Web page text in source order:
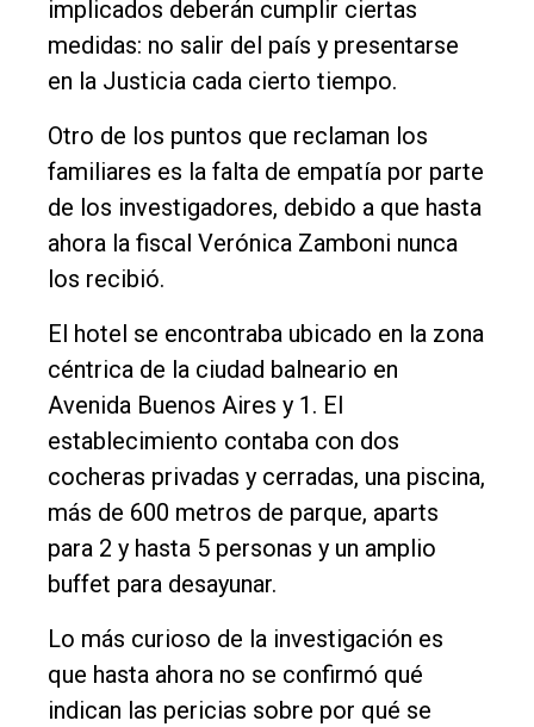
implicados deberán cumplir ciertas
medidas: no salir del país y presentarse
en la Justicia cada cierto tiempo.
Otro de los puntos que reclaman los
familiares es la falta de empatía por parte
de los investigadores, debido a que hasta
ahora la fiscal Verónica Zamboni nunca
los recibió.
El hotel se encontraba ubicado en la zona
céntrica de la ciudad balneario en
Avenida Buenos Aires y 1. El
establecimiento contaba con dos
cocheras privadas y cerradas, una piscina,
más de 600 metros de parque, aparts
para 2 y hasta 5 personas y un amplio
buffet para desayunar.
Lo más curioso de la investigación es
que hasta ahora no se confirmó qué
indican las pericias sobre por qué se